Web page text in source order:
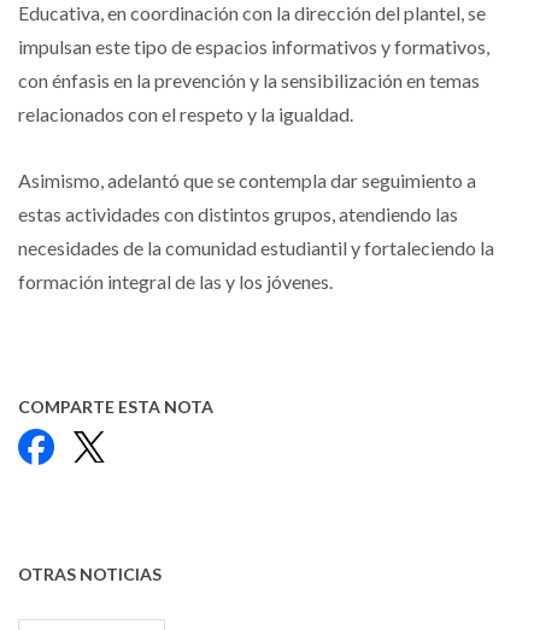
Educativa, en coordinación con la dirección del plantel, se
impulsan este tipo de espacios informativos y formativos,
con énfasis en la prevención y la sensibilización en temas
relacionados con el respeto y la igualdad.
Asimismo, adelantó que se contempla dar seguimiento a
estas actividades con distintos grupos, atendiendo las
necesidades de la comunidad estudiantil y fortaleciendo la
formación integral de las y los jóvenes.
COMPARTE ESTA NOTA
Facebook
OTRAS NOTICIAS